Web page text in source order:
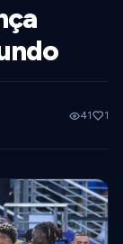
41 1